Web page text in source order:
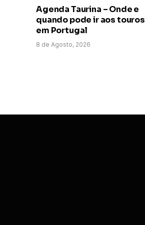
Agenda Taurina – Onde e
quando pode ir aos touros
em Portugal
8 de Agosto, 2026